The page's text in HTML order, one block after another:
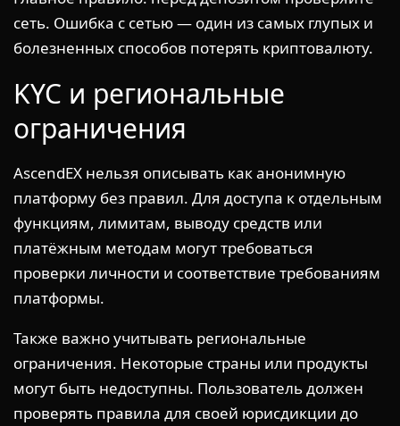
сеть. Ошибка с сетью — один из самых глупых и
болезненных способов потерять криптовалюту.
KYC и региональные
ограничения
AscendEX нельзя описывать как анонимную
платформу без правил. Для доступа к отдельным
функциям, лимитам, выводу средств или
платёжным методам могут требоваться
проверки личности и соответствие требованиям
платформы.
Также важно учитывать региональные
ограничения. Некоторые страны или продукты
могут быть недоступны. Пользователь должен
проверять правила для своей юрисдикции до